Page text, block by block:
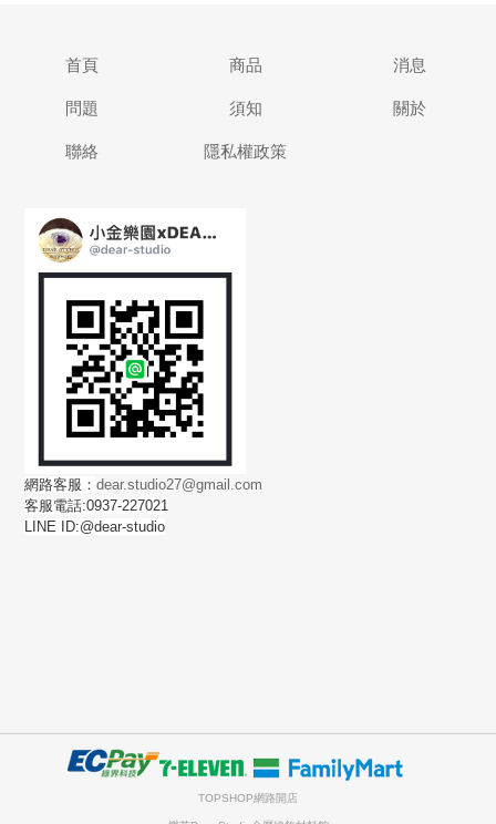
首頁 商品 消息
問題 須知 關於
聯絡 隱私權政策
網路客服：dear.studio27@gmail.com
客服電話:0937-227021
LINE ID:@dear-studio
TOPSHOP網路開店